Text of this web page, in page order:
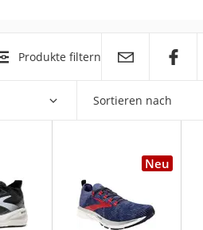
Produkte filtern
Sortieren nach
Neu